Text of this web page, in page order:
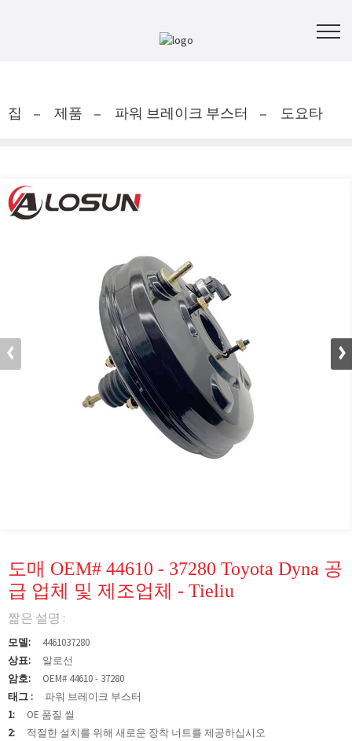
집 제품 파워 브레이크 부스터 도요타
도매 OEM# 44610 - 37280 Toyota Dyna 공
급 업체 및 제조업체 - Tieliu
짧은 설명 :
모델:
4461037280
상표:
알로선
암호:
OEM# 44610 - 37280
태그 :
파워 브레이크 부스터
1:
OE 품질 씰
2:
적절한 설치를 위해 새로운 장착 너트를 제공하십시오